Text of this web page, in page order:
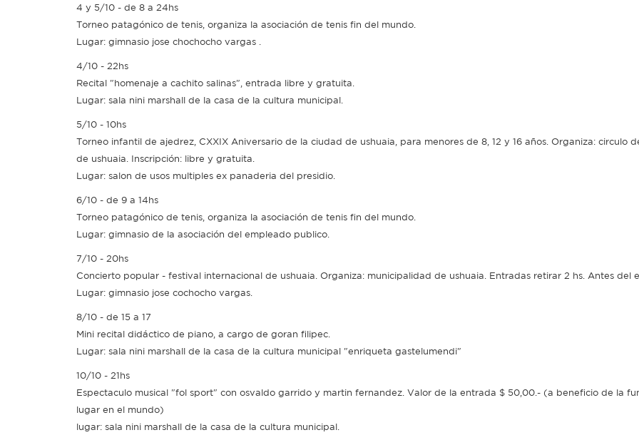
4 y 5/10 - de 8 a 24hs
Torneo patagónico de tenis, organiza la asociación de tenis fin del mundo.
Lugar: gimnasio jose chochocho vargas .
4/10 - 22hs
Recital "homenaje a cachito salinas", entrada libre y gratuita.
Lugar: sala nini marshall de la casa de la cultura municipal.
5/10 - 10hs
Torneo infantil de ajedrez, CXXIX Aniversario de la ciudad de ushuaia, para menores de 8, 12 y 16 años. Organiza: circulo
de ushuaia. Inscripción: libre y gratuita.
Lugar: salon de usos multiples ex panaderia del presidio.
6/10 - de 9 a 14hs
Torneo patagónico de tenis, organiza la asociación de tenis fin del mundo.
Lugar: gimnasio de la asociación del empleado publico.
7/10 - 20hs
Concierto popular - festival internacional de ushuaia. Organiza: municipalidad de ushuaia. Entradas retirar 2 hs. Antes del
Lugar: gimnasio jose cochocho vargas.
8/10 - de 15 a 17
Mini recital didáctico de piano, a cargo de goran filipec.
Lugar: sala nini marshall de la casa de la cultura municipal "enriqueta gastelumendi"
10/10 - 21hs
Espectaculo musical "fol sport" con osvaldo garrido y martin fernandez. Valor de la entrada $ 50,00.- (a beneficio de la
lugar en el mundo)
lugar: sala nini marshall de la casa de la cultura municipal.